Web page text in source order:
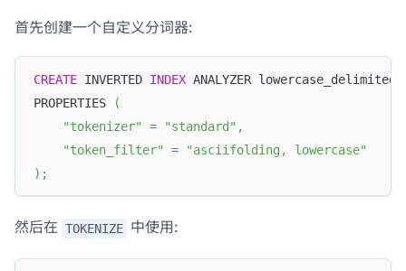
首先创建一个自定义分词器:
CREATE INVERTED INDEX ANALYZER lowercase_delimited
PROPERTIES
(
"tokenizer"
= "standard" ,
"token_filter"
=
"asciifolding, lowercase"
) ;
然后在 TOKENIZE 中使用: